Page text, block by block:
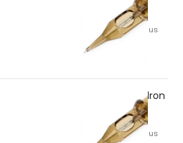
6,70lei TVA inclus
3RS/30 – Kwadron
6,70lei TVA inclus